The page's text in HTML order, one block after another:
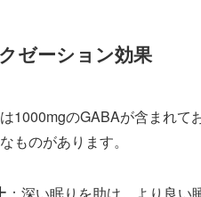
ゼーション効果
1000mgのGABAが含まれ
ものがあります。